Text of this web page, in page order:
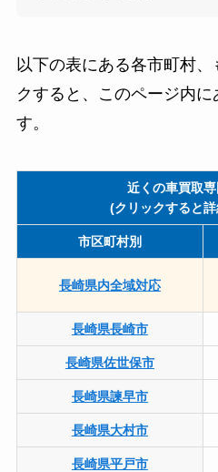
以下の表にある各市町村
クすると、このページ内に
す。
近くの車買取
(クリックすると
市区町村別
長崎県内全域対応
長崎県長崎市
長崎県佐世保市
長崎県諫早市
長崎県大村市
長崎県平戸市